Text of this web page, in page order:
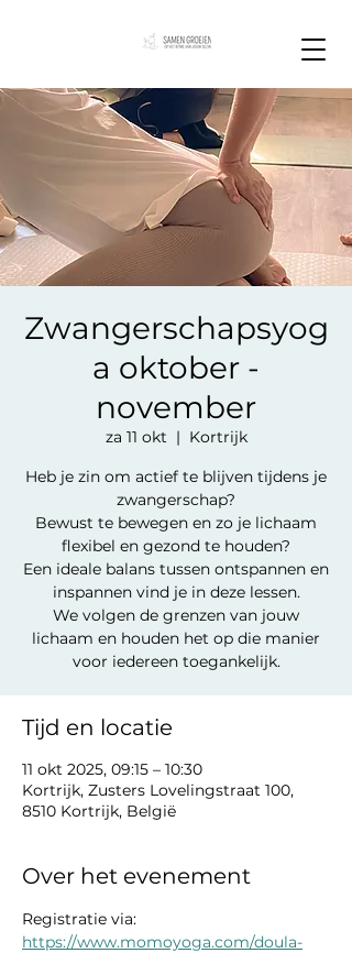
Zwangerschapsyog
a oktober -
november
za 11 okt
  |
Kortrijk
Heb je zin om actief te blijven tijdens je
zwangerschap?
Bewust te bewegen en zo je lichaam
flexibel en gezond te houden?
Een ideale balans tussen ontspannen en
inspannen vind je in deze lessen.
We volgen de grenzen van jouw
lichaam en houden het op die manier
voor iedereen toegankelijk.
Tijd en locatie
11 okt 2025, 09:15 – 10:30
Kortrijk, Zusters Lovelingstraat 100,
8510 Kortrijk, België
Over het evenement
Registratie via:
https://www.momoyoga.com/doula-